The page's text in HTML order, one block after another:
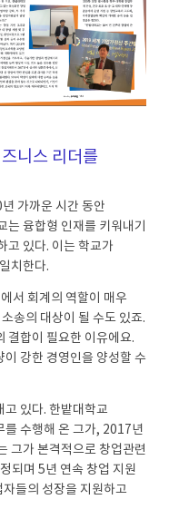
니스 리더를
가까운 시간 동안
융합형 인재를 키워내기
고 있다. 이는 학교가
치한다.
서 회계의 역할이 매우
송의 대상이 될 수도 있죠.
결합이 필요한 이유에요.
강한 경영인을 양성할 수
고 있다. 한밭대학교
를 수행해 온 그가, 2017년
그가 본격적으로 창업관련
되며 5년 연속 창업 지원
들의 성장을 지원하고